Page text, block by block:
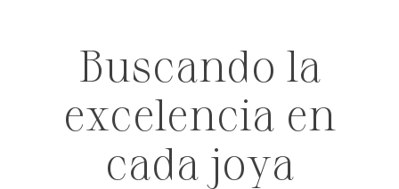
Buscando la
excelencia en
cada joya